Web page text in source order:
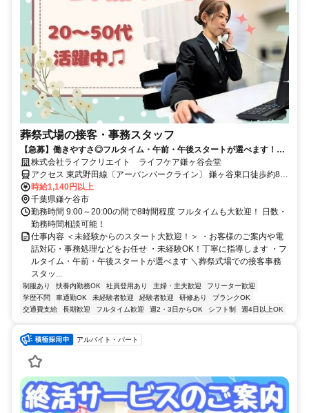
葬祭式場の接客・事務スタッフ
【急募】働きやすさ◎フルタイム・午前・午後スタートが選べます！簡
単な事務とお客様対応をお任せ
株式会社ライフクリエイト ライフケア鎌ヶ谷会堂
アクセス 東武野田線〔アーバンパークライン〕 鎌ヶ谷東口徒歩約8
分、京成松戸線 初富徒歩約20分
時給1,140円以上
千葉県鎌ケ谷市
勤務時間 9:00～20:00の間で8時間程度 フルタイムも大歓迎！ 日数・
勤務時間相談可能！
仕事内容 ＜未経験からのスタート大歓迎！＞ ・お客様のご案内や電
話対応・事務処理などをお任せ ・未経験OK！丁寧に指導します ・フ
ルタイム・午前・午後スタートが選べます ＼葬祭式場での接客事務
スタッ...
制服あり 扶養内勤務OK 社員登用あり 主婦・主夫歓迎
フリーター歓迎
学歴不問
車通勤OK 未経験者歓迎 経験者歓迎 研修あり
ブランクOK
交通費支給
長期歓迎 フルタイム歓迎 週2・3日からOK シフト制 週4日以上OK
アルバイト・パート